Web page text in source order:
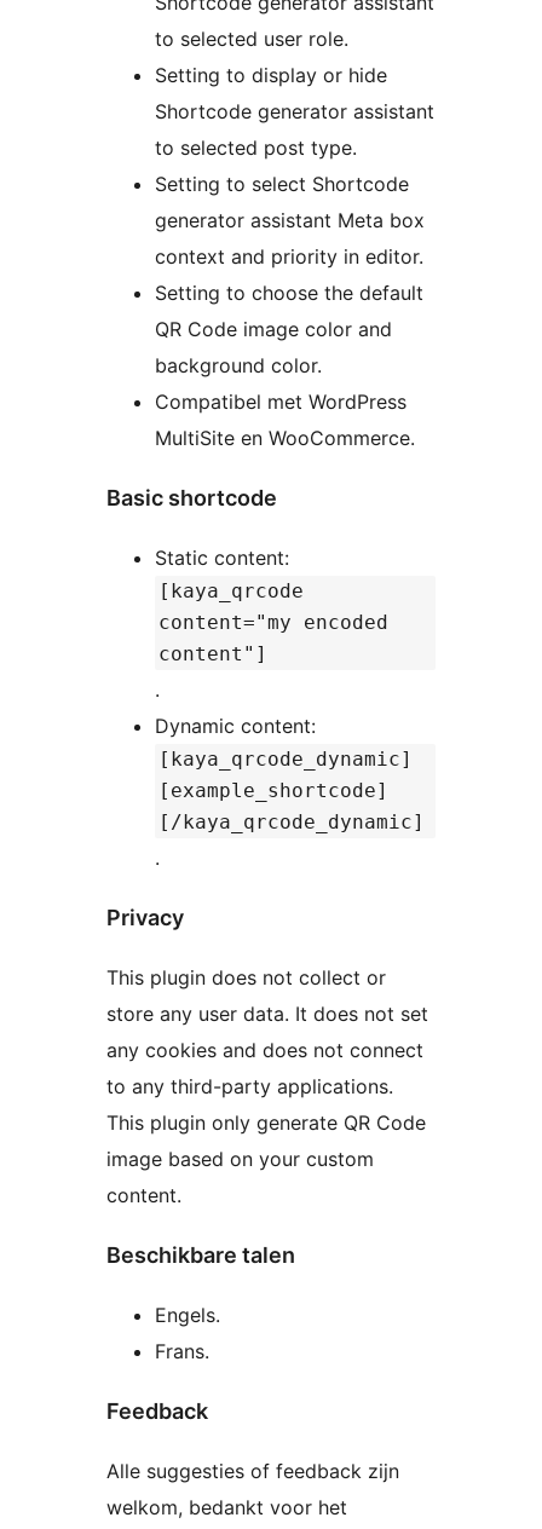
to selected user role.
Setting to display or hide
Shortcode generator assistant
to selected post type.
Setting to select Shortcode
generator assistant Meta box
context and priority in editor.
Setting to choose the default
QR Code image color and
background color.
Compatibel met WordPress
MultiSite en WooCommerce.
Basic shortcode
Static content:
[kaya_qrcode
content="my encoded
content"]
.
Dynamic content:
[kaya_qrcode_dynamic]
[example_shortcode]
[/kaya_qrcode_dynamic]
.
Privacy
This plugin does not collect or
store any user data. It does not set
any cookies and does not connect
to any third-party applications.
This plugin only generate QR Code
image based on your custom
content.
Beschikbare talen
Engels.
Frans.
Feedback
Alle suggesties of feedback zijn
welkom, bedankt voor het